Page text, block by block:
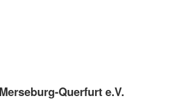
Querfurt e.V.